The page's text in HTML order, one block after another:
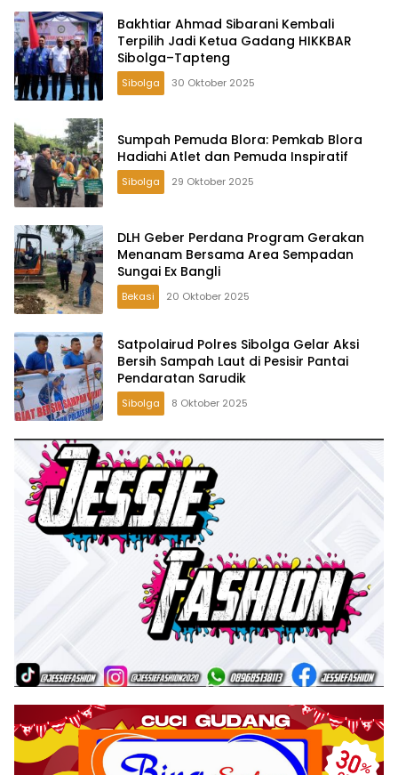
Bakhtiar Ahmad Sibarani Kembali
Terpilih Jadi Ketua Gadang HIKKBAR
Sibolga–Tapteng
Sibolga 30 Oktober 2025
Sumpah Pemuda Blora: Pemkab Blora
Hadiahi Atlet dan Pemuda Inspiratif
Sibolga 29 Oktober 2025
DLH Geber Perdana Program Gerakan
Menanam Bersama Area Sempadan
Sungai Ex Bangli
Bekasi 20 Oktober 2025
Satpolairud Polres Sibolga Gelar Aksi
Bersih Sampah Laut di Pesisir Pantai
Pendaratan Sarudik
Sibolga 8 Oktober 2025